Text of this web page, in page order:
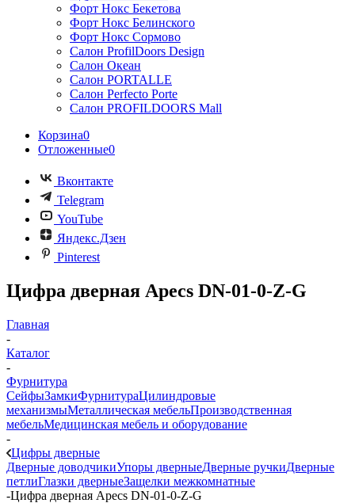
Форт Нокс Бекетова
Форт Нокс Белинского
Форт Нокс Сормово
Салон ProfilDoors Design
Салон Океан
Салон PORTALLE
Салон Perfecto Portе
Салон PROFILDOORS Mall
Корзина0
Отложенные0
Вконтакте
Telegram
YouTube
Яндекс.Дзен
Pinterest
Цифра дверная Apecs DN-01-0-Z-G
Главная
-
Каталог
-
Фурнитура
СейфыЗамкиФурнитураЦилиндровые
механизмыМеталлическая мебельПроизводственная
мебельМедицинская мебель и оборудование
-
Цифры дверные
Дверные доводчикиУпоры дверныеДверные ручкиДверные
петлиГлазки дверныеЗащелки межкомнатные
-Цифра дверная Apecs DN-01-0-Z-G